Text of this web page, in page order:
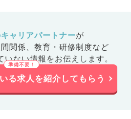
ャリアパートナーが
関係、 教育・研修制度など
ない情報をお伝えします。
る求人を紹介してもらう